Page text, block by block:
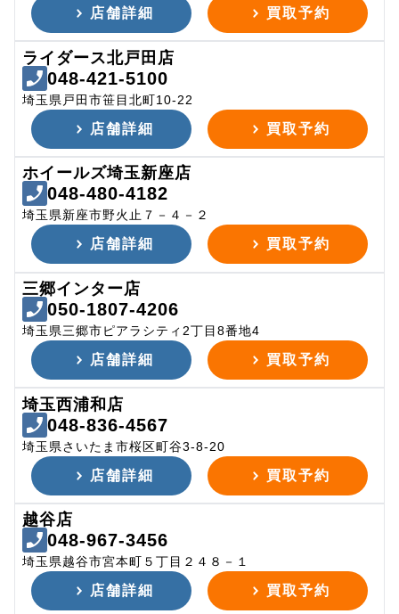
店舗詳細 買取予約
ライダース北戸田店
048-421-5100
埼玉県戸田市笹目北町10-22
店舗詳細 買取予約
ホイールズ埼玉新座店
048-480-4182
埼玉県新座市野火止７－４－２
店舗詳細 買取予約
三郷インター店
050-1807-4206
埼玉県三郷市ピアラシティ2丁目8番地4
店舗詳細 買取予約
埼玉西浦和店
048-836-4567
埼玉県さいたま市桜区町谷3-8-20
店舗詳細 買取予約
越谷店
048-967-3456
埼玉県越谷市宮本町５丁目２４８－１
店舗詳細 買取予約